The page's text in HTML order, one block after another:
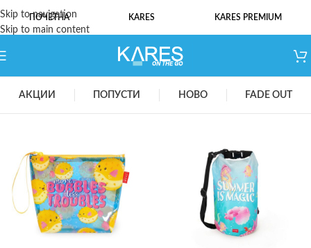
Skip to navigation
Skip to main content
ПОЧЕТНА KARES KARES PREMIUM
АКЦИИ ПОПУСТИ НОВО FADE OUT